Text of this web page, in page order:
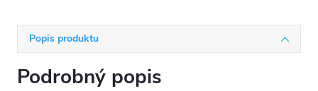
Popis produktu
Podrobný popis